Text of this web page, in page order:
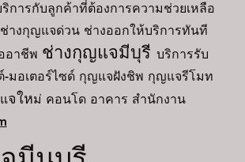
การกับลูกค้าที่ต้องการความช่วยเหลือ
ช่างกุญแจด่วน ช่างออกให้บริการทันที
อาชีพ ช่างกุญแจมีบุรี บริการรับ
-มอเตอร์ไซด์ กุญแจฝังชิพ กุญแจรีโมท
จใหม่ คอนโด อาคาร สำนักงาน